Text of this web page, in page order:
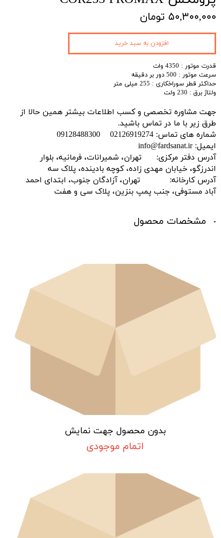
۵۰,۳۰۰,۰۰۰ تومان
قدرت موتور : 4350 وات
سرعت موتور : 500 دور بر دقیقه
حداکثر قطر سوراخکاری : 255 میلی متر
ولتاژ برق : 230 ولت
جهت مشاوره تخصصی و کسب اطلاعات بیشتر همین حالا از
طرق زیر با ما در تماس باشید.
شماره های تماس: 02126919274 09128488300
ایمیل: info@fardsanat.ir
آدرس دفتر مرکزی: تهران، شمیرانات، فرمانیه، بلوار
اندرزگو، خیابان مهدی زاده، کوچه بادینده، پلاک سه
آدرس کارخانه: تهران، آزادگان جنوب، ابتدای احمد
آباد مستوفی، جنب پمپ بنزین، پلاک سی و هفت
افزودن به سبد خرید
مشخصات محصول
بدون محصول جهت نمایش
اتمام موجودی